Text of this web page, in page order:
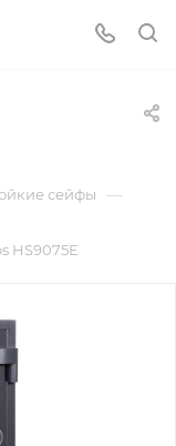
сейфы —
HS9075E